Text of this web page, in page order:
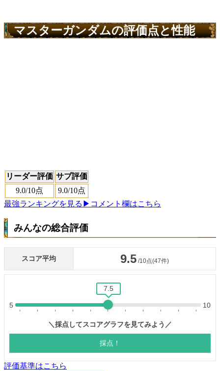
マスターガンダムの評価点と性能
リーダー評価 サブ評価
9.0/10点 9.0/10点
最強ランキングを見る ▶コメント欄はこちら
みんなの総合評価
評価基準はこちら